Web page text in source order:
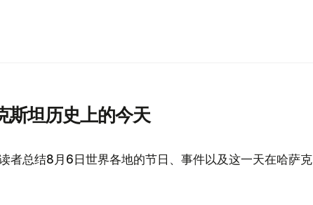
斯坦历史上的今天
者总结8月6日世界各地的节日、事件以及这一天在哈萨克